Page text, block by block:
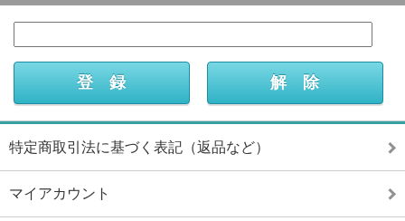
特定商取引法に基づく表記（返品など）
マイアカウント